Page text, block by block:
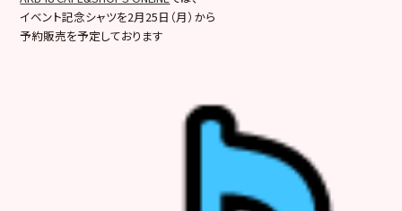
イベント記念シャツを2月25日（月）から
予約販売を予定しております